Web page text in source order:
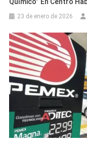
Químico” En Centro
23 de enero de 2026